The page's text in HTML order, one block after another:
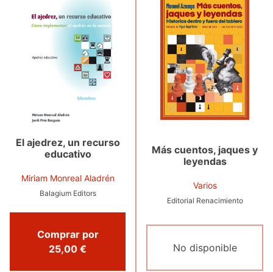
El ajedrez, un recurso
educativo
Miriam Monreal Aladrén
Balagium Editors
Comprar por
25,00 €
Más cuentos, jaques y
leyendas
Varios
Editorial Renacimiento
No disponible